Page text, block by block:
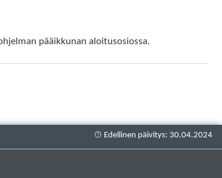
pääikkunan aloitusosiossa.